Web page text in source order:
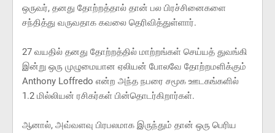
ஒருவர், தனது தோற்றத்தால் தான் பல பிரச்சினைகளை
சந்தித்து வருவதாக கவலை தெரிவித்துள்ளார்.
27 வயதில் தனது தோற்றத்தில் மாற்றங்கள் செய்யத் துவங்கி
இன்று ஒரு முழுமையான ஏலியன் போலவே தோற்றமளிக்கும்
Anthony Loffredo என்ற அந்த நபரை சமூக ஊடகங்களில்
1.2 மில்லியன் ரசிகர்கள் பின்தொடர்கிறார்கள்.
ஆனால், அவ்வளவு பிரபலமாக இருந்தும் தான் ஒரு பெரிய